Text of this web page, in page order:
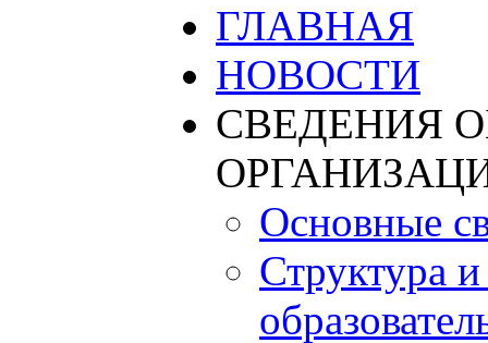
ГЛАВНАЯ
НОВОСТИ
СВЕДЕНИЯ
Основные
Структура